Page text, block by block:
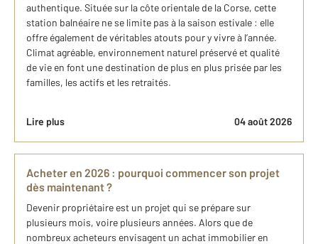
authentique. Située sur la côte orientale de la Corse, cette
station balnéaire ne se limite pas à la saison estivale : elle
offre également de véritables atouts pour y vivre à l’année.
Climat agréable, environnement naturel préservé et qualité
de vie en font une destination de plus en plus prisée par les
familles, les actifs et les retraités.
Lire plus 04 août 2026
Acheter en 2026 : pourquoi commencer son projet
dès maintenant ?
Devenir propriétaire est un projet qui se prépare sur
plusieurs mois, voire plusieurs années. Alors que de
nombreux acheteurs envisagent un achat immobilier en